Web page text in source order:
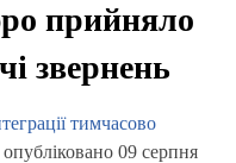
прийняло
звернень
тимчасово
опубліковано 09 серпня